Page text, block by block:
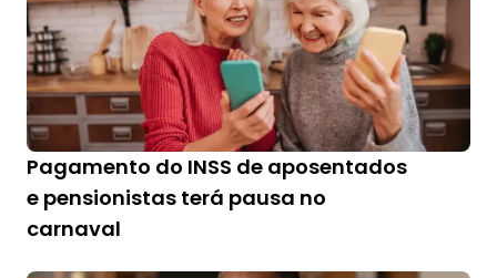
Pagamento do INSS de aposentados
e pensionistas terá pausa no
carnaval